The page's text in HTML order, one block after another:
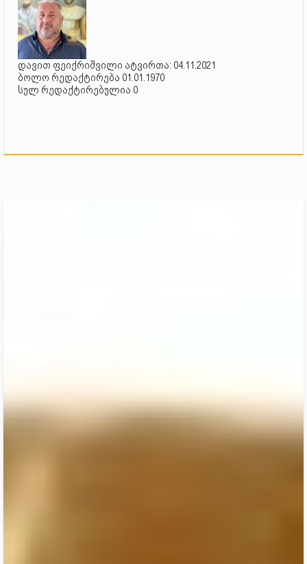
დავით ფეიქრიშვილი ატვირთა: 04.11.2021
ბოლო რედაქტირება 01.01.1970
სულ რედაქტირებულია 0